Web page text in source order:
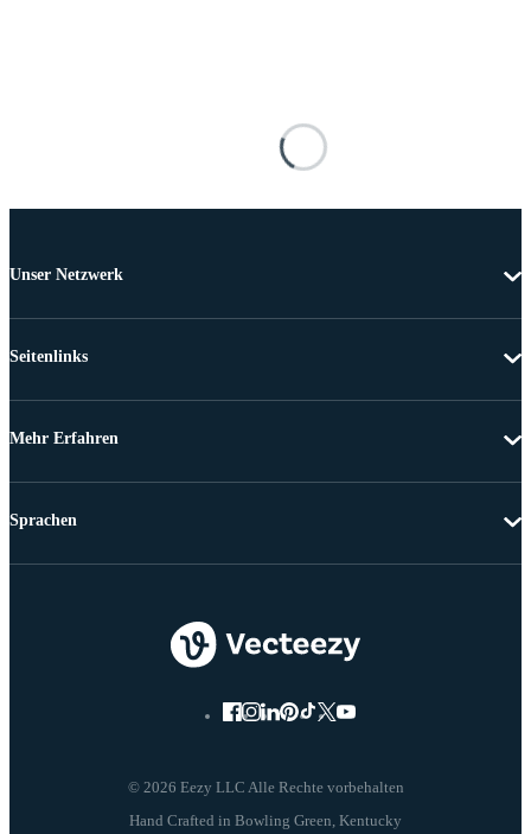
Unser Netzwerk
Seitenlinks
Mehr Erfahren
© 2026 Eezy LLC Alle Rechte vorbehalten
Sprachen